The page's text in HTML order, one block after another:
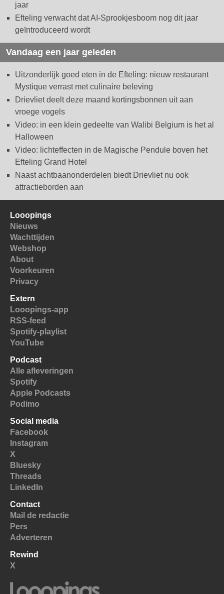
jaar
Efteling verwacht dat AI-Sprookjesboom nog dit jaar
geïntroduceerd wordt
Vandaag een jaar geleden
Uitzonderlijk goed eten in de Efteling: nieuw restaurant
Mystique verrast met culinaire beleving
Drievliet deelt deze maand kortingsbonnen uit aan
vroege vogels
Video: in een klein gedeelte van Walibi Belgium is het al
Halloween
Video: lichteffecten in de Magische Pendule boven het
Efteling Grand Hotel
Naast achtbaanonderdelen biedt Drievliet nu ook
attractieborden aan
Looopings
Nieuws
Wachttijden
Webshop
About
Voorkeuren
Privacy
Extern
Looopings-app
RSS-feed
Spotify-playlist
YouTube
Podcast
Alle afleveringen
Spotify
Apple Podcasts
Podimo
Social media
Facebook
Instagram
X
Bluesky
Threads
LinkedIn
Contact
Mail de redactie
Pers
Adverteren
Rewind
X